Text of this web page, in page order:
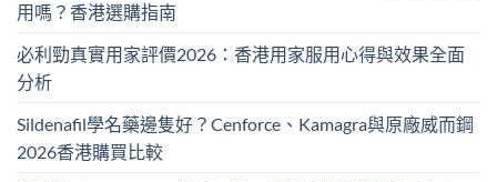
用嗎？香港選購指南
必利勁真實用家評價2026：香港用家服用心得與效果全面
分析
Sildenafil學名藥邊隻好？Cenforce、Kamagra與原廠威而鋼
2026香港購買比較